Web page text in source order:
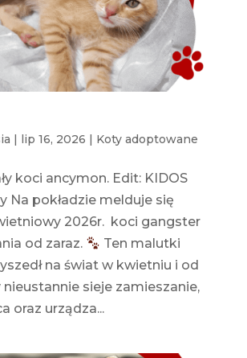
| lip 16, 2026 | Koty adoptowane
koci ancymon. Edit: KIDOS
Na pokładzie melduje się
2026r. koci gangster
od zaraz.
Ten malutki
na świat w kwietniu i od
sieje zamieszanie,
oraz urządza...